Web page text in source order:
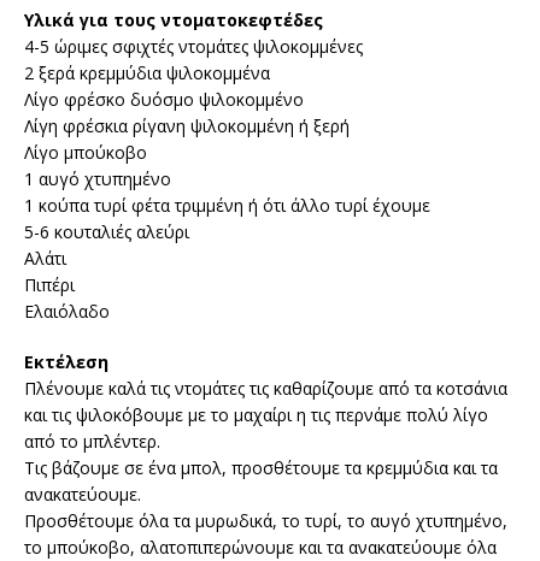
Υλικά για τους ντοματοκεφτέδες
4-5 ώριμες σφιχτές ντομάτες ψιλοκομμένες
2 ξερά κρεμμύδια ψιλοκομμένα
Λίγο φρέσκο δυόσμο ψιλοκομμένο
Λίγη φρέσκια ρίγανη ψιλοκομμένη ή ξερή
Λίγο μπούκοβο
1 αυγό χτυπημένο
1 κούπα τυρί φέτα τριμμένη ή ότι άλλο τυρί έχουμε
5-6 κουταλιές αλεύρι
Αλάτι
Πιπέρι
Ελαιόλαδο
Εκτέλεση
Πλένουμε καλά τις ντομάτες τις καθαρίζουμε από τα κοτσάνια
και τις ψιλοκόβουμε με το μαχαίρι η τις περνάμε πολύ λίγο
από το μπλέντερ.
Τις βάζουμε σε ένα μπολ, προσθέτουμε τα κρεμμύδια και τα
ανακατεύουμε.
Προσθέτουμε όλα τα μυρωδικά, το τυρί, το αυγό χτυπημένο,
το μπούκοβο, αλατοπιπερώνουμε και τα ανακατεύουμε όλα